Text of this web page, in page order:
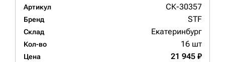
Артикул СК-30357
Бренд STF
Склад Екатеринбург
Кол-во 16 шт
Цена 21 945 ₽